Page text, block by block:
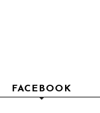
FACEBOOK